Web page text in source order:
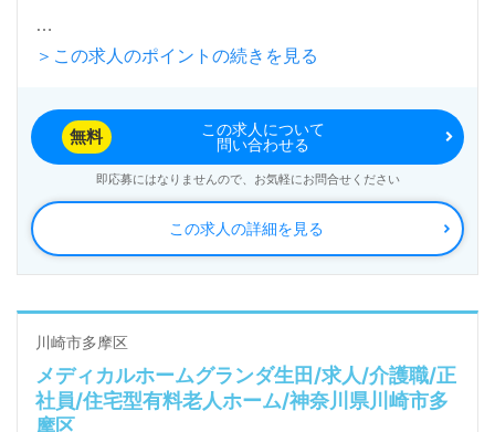
入居定員60名（60室/全室個室）『メディカルホーム
の運営です。従業員18,200人以上、26年の実績、全
国に350拠点以上の有料老人ホーム、児童/学童領域で
事業展開されています。業界トップクラスの施設数を
誇り、ワンランク上の介護サービスをご提供。資格支
援制度や教育研修プログラムも充実。『入社してよか
った！』のお声も届く企業様です。
◎24時間看護職員様在籍のメディカルホーム！うれ
＞この求人のポイントの続きを見る
この求人の詳細を見る
無料
この求人について
問い合わせる
即応募にはなりませんので、お気軽にお問合せください
川崎市多摩区
メディカルホームグランダ生田/求人/介護職/正
社員/住宅型有料老人ホーム/神奈川県川崎市多
摩区